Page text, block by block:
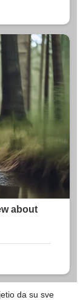
da su sve